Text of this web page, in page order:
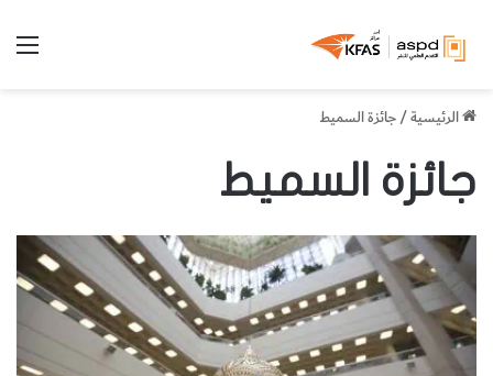
الرئيسية/جائزة السميط
جائزة السميط